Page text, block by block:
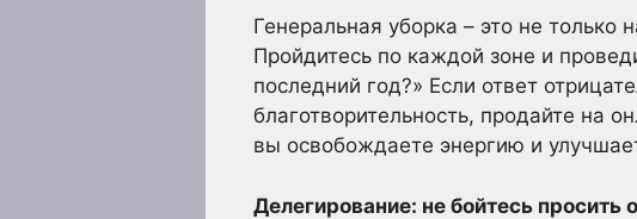
Генеральная уборка – это не
Пройдитесь по каждой зоне и
последний год?» Если ответ
благотворительность, продайте на
вы освобождаете энергию и
Делегирование: не бойтесь просить